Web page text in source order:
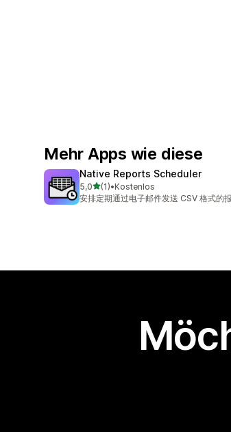
Mehr Apps wie diese
Native Reports Scheduler
5,0von 5 Sternen
(1)
1 Rezensionen insgesamt
•Kostenlos
安排定期通过电子邮件发送 CSV 格式的报